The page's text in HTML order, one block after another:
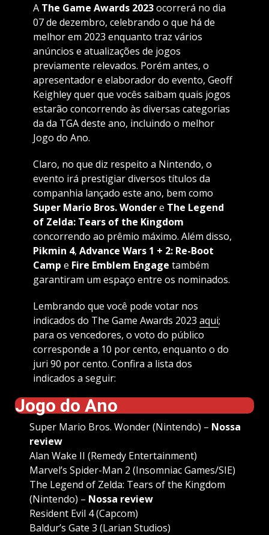
AThe Game Awards 2023ocorrerá no dia
07 de dezembro, celebrando o que há de
melhor em 2023 enquanto traz vários
anúncios e atualizações de jogos
previamente relevados. Porém antes, o
apresentador e elaborador do evento, Geoff
Keighley quer que vocês saibam quais jogos
estarão concorrendo às diversas categorias
da da TGA deste ano, incluindo o melhor
Jogo do Ano.
Claro, no que diz respeito a Nintendo, o
evento irá prestigiar diversos títulos da
companhia lançado este ano, bem como
Super Mario Bros. Wondere The Legend
of Zelda: Tears of the Kingdom
concorrendo ao prêmio máximo. Além disso,
Pikmin 4, Advance Wars 1 + 2: Re-Boot
Camp e Fire Emblem Engage também
garantiram um espaço entre os nominados.
Lembrando que você pode votar nos
indicados do The Game Awards 2023 aqui;
para os vencedores, o voto do público
corresponde a 10 por cento, enquanto o do
juri 90 por cento. Confira a lista dos
indicados a seguir:
Jogo do Ano
Super Mario Bros. Wonder (Nintendo) – Nossa
review
Alan Wake II (Remedy Entertainment)
Marvel’s Spider-Man 2 (Insomniac Games/SIE)
The Legend of Zelda: Tears of the Kingdom
(Nintendo) – Nossa review
Resident Evil 4 (Capcom)
Baldur’s Gate 3 (Larian Studios)